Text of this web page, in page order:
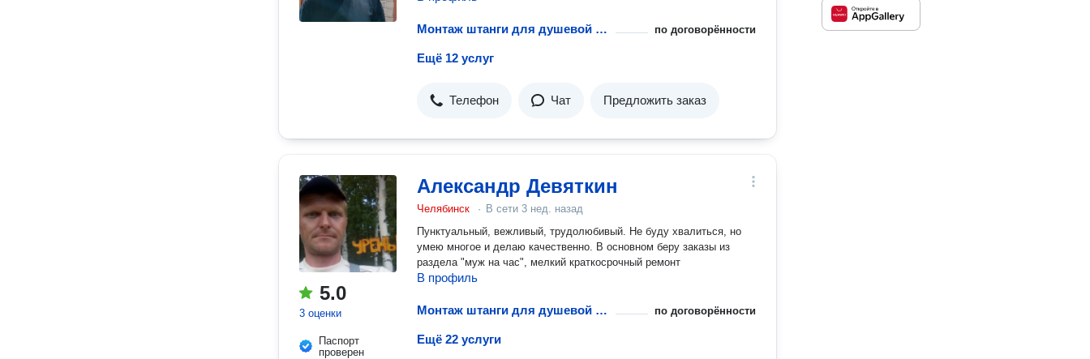
Монтаж штанги для душевой шторки по договорённости
Ещё 12 услуг
Телефон Чат Предложить заказ
5.0
3 оценки
Паспорт
проверен
Александр Девяткин
Челябинск · В сети 3 нед. назад
Пунктуальный, вежливый, трудолюбивый. Не буду хвалиться, но
умею многое и делаю качественно. В основном беру заказы из
раздела "муж на час", мелкий краткосрочный ремонт
В профиль
Монтаж штанги для душевой шторки по договорённости
Ещё 22 услуги